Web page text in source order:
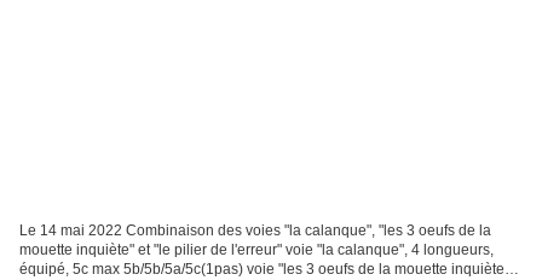
Le 14 mai 2022 Combinaison des voies "la calanque", "les 3 oeufs de la
mouette inquiète" et "le pilier de l'erreur" voie "la calanque", 4 longueurs,
équipé, 5c max 5b/5b/5a/5c(1pas) voie "les 3 oeufs de la mouette inquiète",